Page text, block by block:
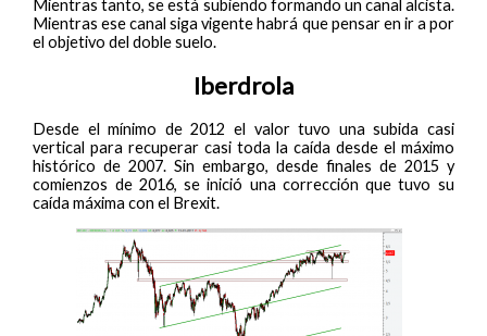
Mientras tanto, se está subiendo formando un canal alcista.
Mientras ese canal siga vigente habrá que pensar en ir a por
el objetivo del doble suelo.
Iberdrola
Desde el mínimo de 2012 el valor tuvo una subida casi
vertical para recuperar casi toda la caída desde el máximo
histórico de 2007. Sin embargo, desde finales de 2015 y
comienzos de 2016, se inició una corrección que tuvo su
caída máxima con el Brexit.